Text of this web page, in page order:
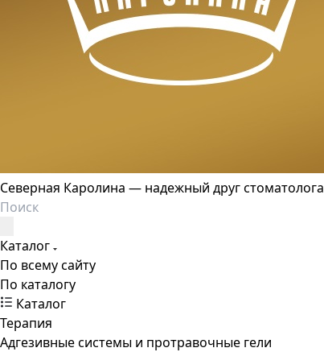
Северная Каролина — надежный друг стоматолога
Каталог
По всему сайту
По каталогу
Каталог
Терапия
Адгезивные системы и протравочные гели